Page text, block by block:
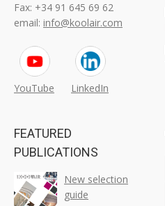
Fax: +34 91 645 69 62
email: info@koolair.com
YouTube LinkedIn
FEATURED
PUBLICATIONS
New selection
guide